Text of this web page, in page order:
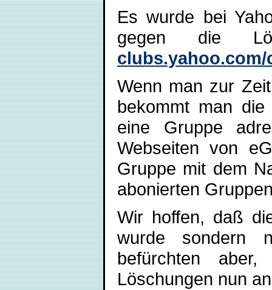
Es wurde bei
gegen die
Wenn man zur
bekommt man
eine Gruppe
Webseiten von
Gruppe mit dem
abonierten
Wir hoffen, daß
wurde sondern
befürchten
Löschungen nun